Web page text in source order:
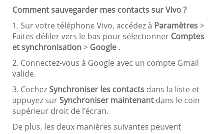
Comment sauvegarder mes contacts sur Vivo ?
1. Sur votre téléphone Vivo, accédez à Paramètres>
Faites défiler vers le bas pour sélectionner Comptes
et synchronisation> Google .
2. Connectez-vous à Google avec un compte Gmail
valide.
3. CochezSynchroniser les contacts dans la liste et
appuyez surSynchroniser maintenant dans le coin
supérieur droit de l'écran.
De plus, les deux manières suivantes peuvent